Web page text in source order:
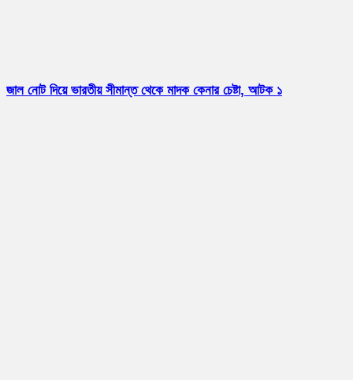
জাল নোট দিয়ে ভারতীয় সীমান্ত থেকে মাদক কেনার চেষ্টা, আটক ১